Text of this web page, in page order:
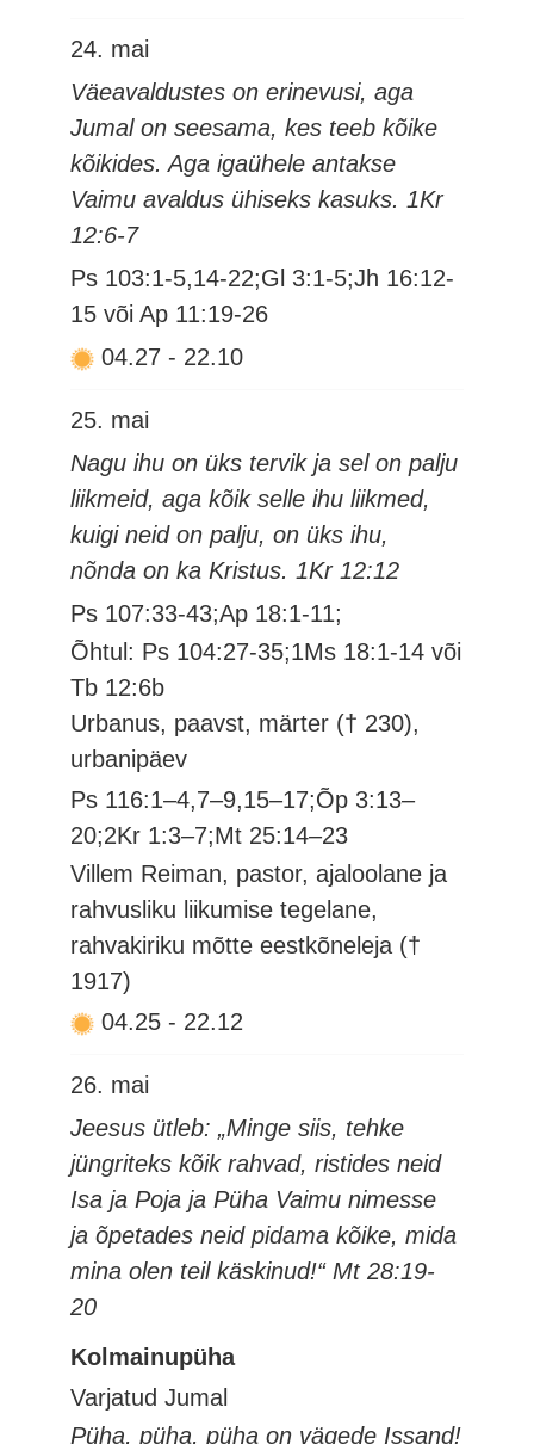
24. mai
Väeavaldustes on erinevusi, aga
Jumal on seesama, kes teeb kõike
kõikides. Aga igaühele antakse
Vaimu avaldus ühiseks kasuks. 1Kr
12:6-7
Ps 103:1-5,14-22;Gl 3:1-5;Jh 16:12-
15 või Ap 11:19-26
04.27 - 22.10
25. mai
Nagu ihu on üks tervik ja sel on palju
liikmeid, aga kõik selle ihu liikmed,
kuigi neid on palju, on üks ihu,
nõnda on ka Kristus. 1Kr 12:12
Ps 107:33-43;Ap 18:1-11;
Õhtul: Ps 104:27-35;1Ms 18:1-14 või
Tb 12:6b
Urbanus, paavst, märter († 230),
urbanipäev
Ps 116:1–4,7–9,15–17;Õp 3:13–
20;2Kr 1:3–7;Mt 25:14–23
Villem Reiman, pastor, ajaloolane ja
rahvusliku liikumise tegelane,
rahvakiriku mõtte eestkõneleja (†
1917)
04.25 - 22.12
26. mai
Jeesus ütleb: „Minge siis, tehke
jüngriteks kõik rahvad, ristides neid
Isa ja Poja ja Püha Vaimu nimesse
ja õpetades neid pidama kõike, mida
mina olen teil käskinud!“ Mt 28:19-
20
Kolmainupüha
Varjatud Jumal
Püha, püha, püha on vägede Issand!